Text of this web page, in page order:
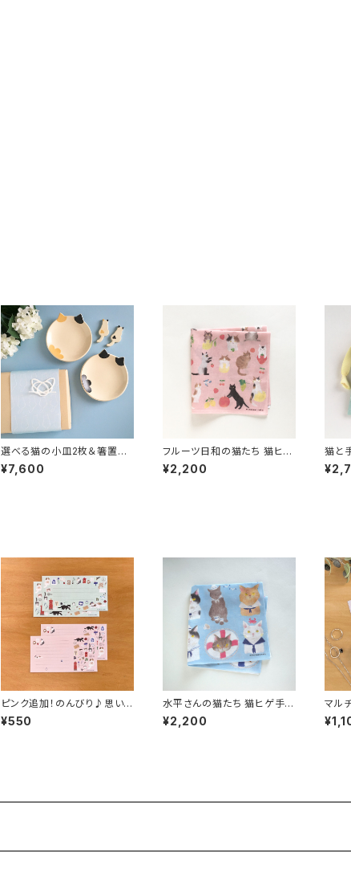
選べる猫の小皿2枚＆箸置き2
個セット 猫好きさんへのギフト
に 手づくり陶器
¥7,600
フルーツ日和の猫たち 猫ヒゲ
手刺しゅう入りハンカチ プチ
ギフトや誕生日祝いに
¥2,200
猫と
イク
好き
ピンク追加！のんびり♪思いを
届ける猫たち 猫と手紙 一筆
箋 16枚セット 猫好き・文具好
¥550
水平さんの猫たち 猫ヒゲ手刺
しゅう入りハンカチ プチギフト
や誕生日祝いに
¥2,200
マル
画面